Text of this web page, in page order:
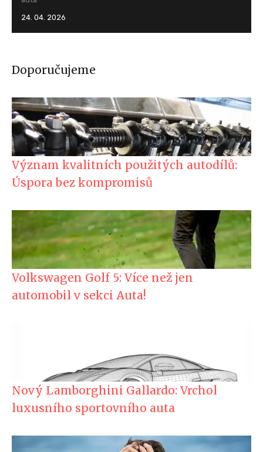
24. 04. 2026
Doporučujeme
Význam kvalitních použitých autodílů:
Úspora bez kompromisů
Volkswagen Golf 5: Více než jen
automobil v sekci Auta!
Nový Lamborghini Gallardo: Vrchol
luxusního sportovního auta